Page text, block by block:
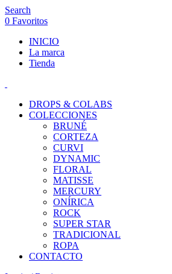
Search
0 Favoritos
INICIO
La marca
Tienda
DROPS & COLABS
COLECCIONES
BRUNÉ
CORTEZA
CURVI
DYNAMIC
FLORAL
MATISSE
MERCURY
ONÍRICA
ROCK
SUPER STAR
TRADICIONAL
ROPA
CONTACTO